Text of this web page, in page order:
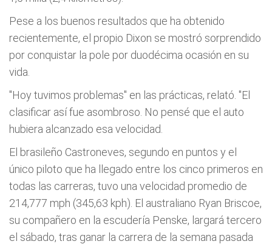
Pese a los buenos resultados que ha obtenido
recientemente, el propio Dixon se mostró sorprendido
por conquistar la pole por duodécima ocasión en su
vida.
"Hoy tuvimos problemas" en las prácticas, relató. "El
clasificar así­ fue asombroso. No pensé que el auto
hubiera alcanzado esa velocidad.
El brasileño Castroneves, segundo en puntos y el
único piloto que ha llegado entre los cinco primeros en
todas las carreras, tuvo una velocidad promedio de
214,777 mph (345,63 kph). El australiano Ryan Briscoe,
su compañero en la escuderí­a Penske, largará tercero
el sábado, tras ganar la carrera de la semana pasada